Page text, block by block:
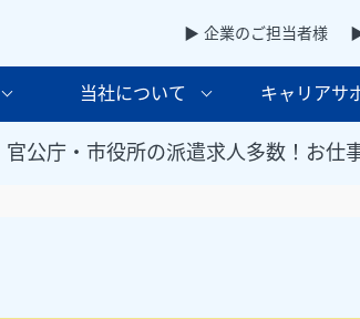
▶ 企業のご担当者様
当社について キャリアサ
官公庁・市役所の派遣求人多数！お仕